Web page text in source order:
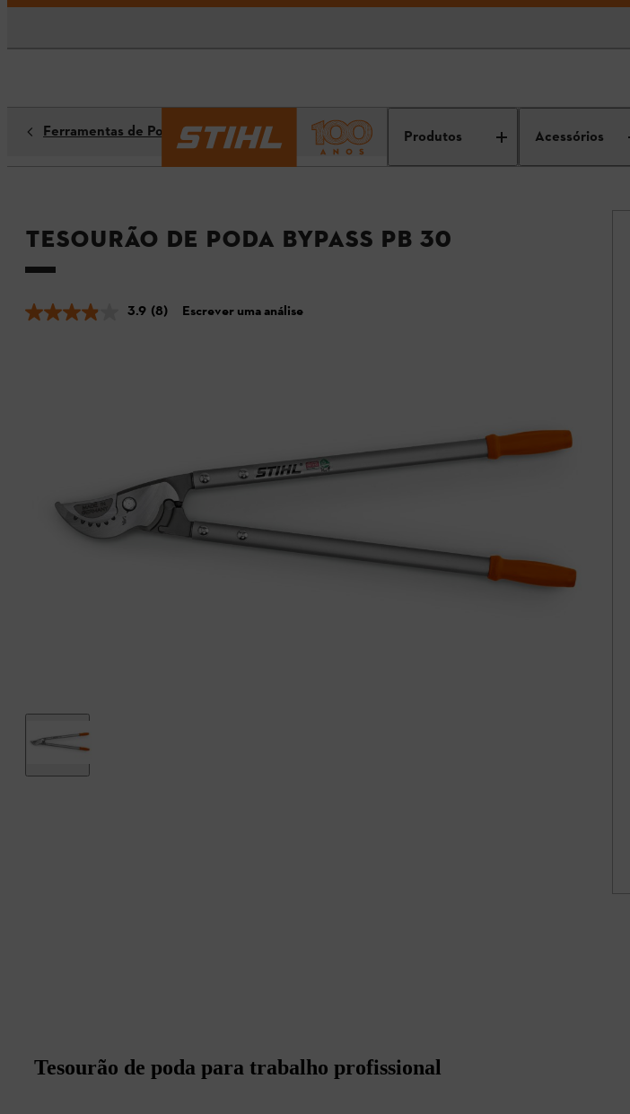
Produtos Acessórios
Ferramentas de Poda
Tesourão de poda Bypass PB 30
3.9 (8) Escrever uma análise
Tesourão de poda para trabalho profissional